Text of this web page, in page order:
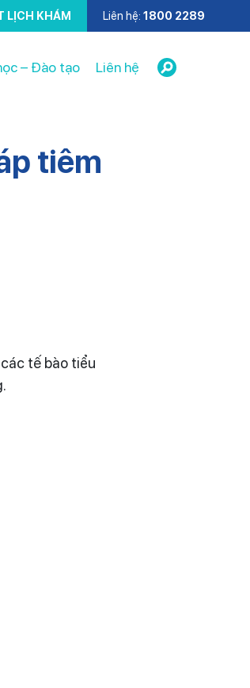
LỊCH KHÁM Liên hệ: 1800 2289
– Đào tạo Liên hệ
tiêm
tế bào tiểu